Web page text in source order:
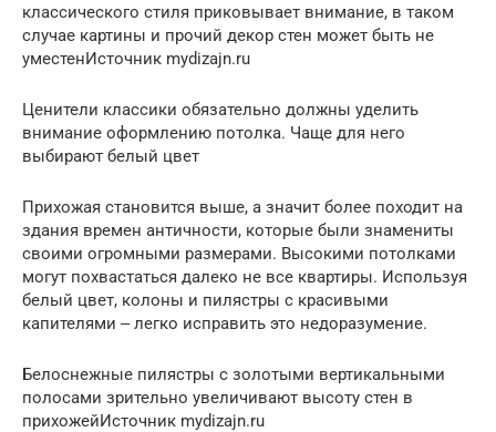
классического стиля приковывает внимание, в таком
случае картины и прочий декор стен может быть не
уместенИсточник mydizajn.ru
Ценители классики обязательно должны уделить
внимание оформлению потолка. Чаще для него
выбирают белый цвет
Прихожая становится выше, а значит более походит на
здания времен античности, которые были знамениты
своими огромными размерами. Высокими потолками
могут похвастаться далеко не все квартиры. Используя
белый цвет, колоны и пилястры с красивыми
капителями ‒ легко исправить это недоразумение.
Белоснежные пилястры с золотыми вертикальными
полосами зрительно увеличивают высоту стен в
прихожейИсточник mydizajn.ru